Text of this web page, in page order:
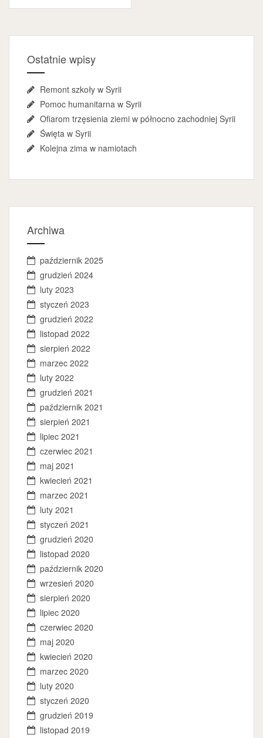
Ostatnie wpisy
Remont szkoły w Syrii
Pomoc humanitarna w Syrii
Ofiarom trzęsienia ziemi w północno zachodniej Syrii
Święta w Syrii
Kolejna zima w namiotach
Archiwa
październik 2025
grudzień 2024
luty 2023
styczeń 2023
grudzień 2022
listopad 2022
sierpień 2022
marzec 2022
luty 2022
grudzień 2021
październik 2021
sierpień 2021
lipiec 2021
czerwiec 2021
maj 2021
kwiecień 2021
marzec 2021
luty 2021
styczeń 2021
grudzień 2020
listopad 2020
październik 2020
wrzesień 2020
sierpień 2020
lipiec 2020
czerwiec 2020
maj 2020
kwiecień 2020
marzec 2020
luty 2020
styczeń 2020
grudzień 2019
listopad 2019